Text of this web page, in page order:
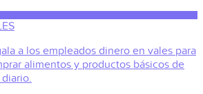
a los empleados dinero en vales para
alimentos y productos básicos de